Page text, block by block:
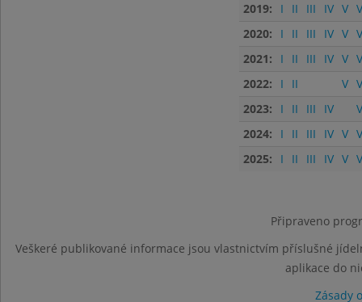
2019:
I II III IV V
2020:
I II III IV V
2021:
I II III IV V
2022:
I II V
2023:
I II III IV
2024:
I II III IV V
2025:
I II III IV V
Připraveno
Veškeré publikované informace jsou vlastnictvím příslušné
aplikace do
Zásady